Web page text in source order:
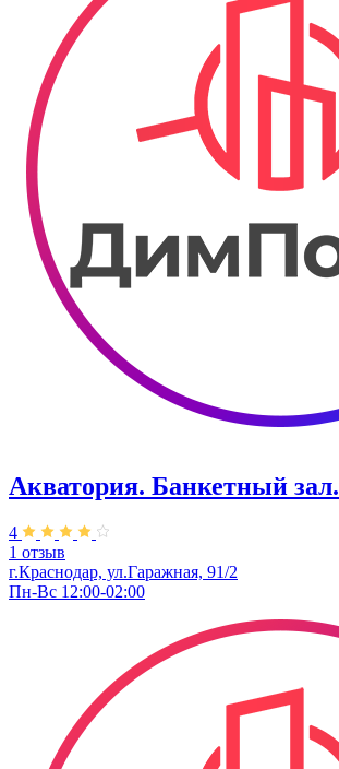
Акватория. Банкетный зал.
4
1 отзыв
г.Краснодар, ул.Гаражная, 91/2
Пн-Вс 12:00-02:00